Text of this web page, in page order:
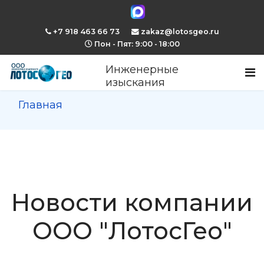
+7 918 463 66 73
zakaz@lotosgeo.ru
Пон - Пят: 9:00 - 18:00
Инженерные
изыскания
Главная
Новости компании
ООО "ЛотосГео"